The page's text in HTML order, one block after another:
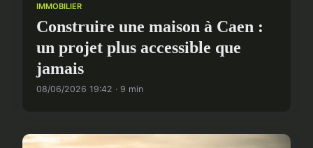
IMMOBILIER
Construire une maison à Caen :
un projet plus accessible que
jamais
08/06/2026 19:42 · 9 min